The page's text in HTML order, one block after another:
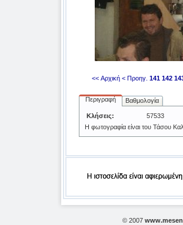
<< Αρχική < Προηγ. 141 142
Περιγραφή Βαθμολογία
Κλήσεις:
57533
Η φωτογραφία είναι του Τάσου
© 2007